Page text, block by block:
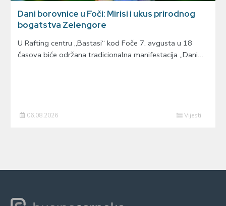
Dani borovnice u Foči: Mirisi i ukus prirodnog
bogatstva Zelengore
U Rafting centru „Bastasi“ kod Foče 7. avgusta u 18
časova biće održana tradicionalna manifestacija „Dani…
06.08.2026 Vijesti